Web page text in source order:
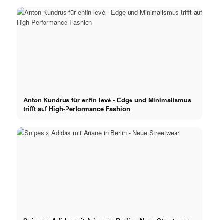
Anton Kundrus für enfin levé - Edge und Minimalismus
trifft auf High-Performance Fashion